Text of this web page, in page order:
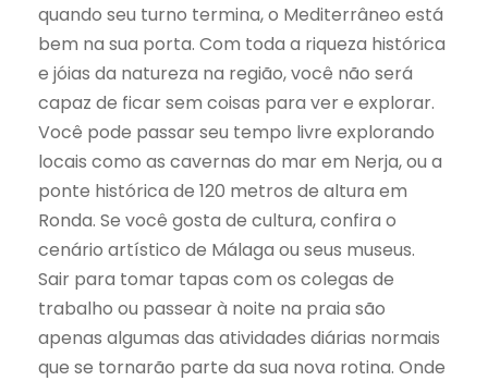
quando seu turno termina, o Mediterrâneo está
bem na sua porta. Com toda a riqueza histórica
e jóias da natureza na região, você não será
capaz de ficar sem coisas para ver e explorar.
Você pode passar seu tempo livre explorando
locais como as cavernas do mar em Nerja, ou a
ponte histórica de 120 metros de altura em
Ronda. Se você gosta de cultura, confira o
cenário artístico de Málaga ou seus museus.
Sair para tomar tapas com os colegas de
trabalho ou passear à noite na praia são
apenas algumas das atividades diárias normais
que se tornarão parte da sua nova rotina. Onde